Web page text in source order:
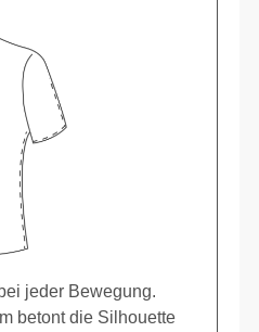
jeder Bewegung.
betont die Silhouette